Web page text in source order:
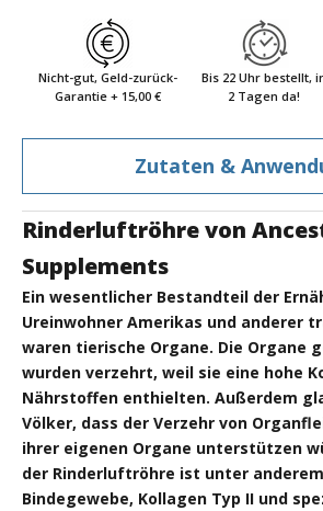
Nicht-gut, Geld-zurück-
Garantie + 15,00 €
Bis 22 Uhr bestellt,
2 Tagen da!
Zutaten &
Rinderluftröhre von
Supplements
Ein wesentlicher Bestandteil der
Ureinwohner Amerikas und anderer
waren tierische Organe. Die Organe
wurden verzehrt, weil sie eine hohe
Nährstoffen enthielten. Außerdem
Völker, dass der Verzehr von
ihrer eigenen Organe unterstützen
der Rinderluftröhre ist unter
Bindegewebe, Kollagen Typ II und